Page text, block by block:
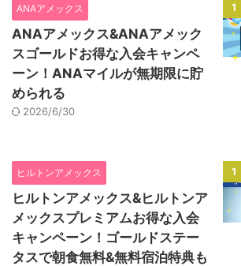
1
ANAアメックス
ANAアメックス&ANAアメック
スゴールドお得な入会キャンペ
ーン！ANAマイルが無期限に貯
められる
2026/6/30
1
ヒルトンアメックス
ヒルトンアメックス&ヒルトンア
メックスプレミアムお得な入会
キャンペーン！ゴールドステー
タスで朝食無料&無料宿泊特典も